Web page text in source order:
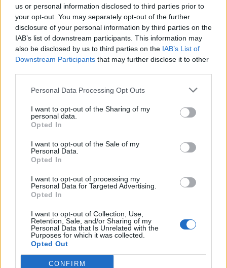
us or personal information disclosed to third parties prior to
your opt-out. You may separately opt-out of the further
disclosure of your personal information by third parties on the
IAB’s list of downstream participants. This information may
also be disclosed by us to third parties on the IAB’s List of
Downstream Participants that may further disclose it to other
Personal Data Processing Opt Outs
I want to opt-out of the Sharing of my
personal data.
Opted In
I want to opt-out of the Sale of my
Personal Data.
Opted In
I want to opt-out of processing my
Personal Data for Targeted Advertising.
Opted In
I want to opt-out of Collection, Use,
Retention, Sale, and/or Sharing of my
Personal Data that Is Unrelated with the
Purposes for which it was collected.
Opted Out
CONFIRM
Εξάνθημα μετά την πισίνα: Είναι αλλεργία ή
ερεθισμός από το χλώριο; Τι εξηγεί αλλεργιολόγος